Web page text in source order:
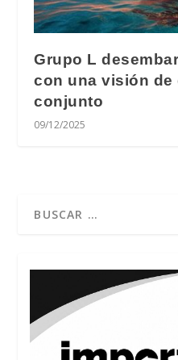
Grupo L
con una visión de
conjunto
09/12/2025